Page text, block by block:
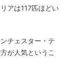
アは117匹ほどい
チェスター・テ
が人気というこ